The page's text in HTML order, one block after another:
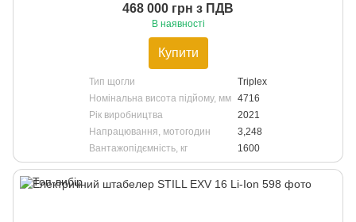
468 000 грн з ПДВ
В наявності
Купити
Тип щогли
Triplex
Номінальна висота підйому, мм 4716
Рік виробництва
2021
Напрацювання, мотогодин
3,248
Вантажопідємність, кг
1600